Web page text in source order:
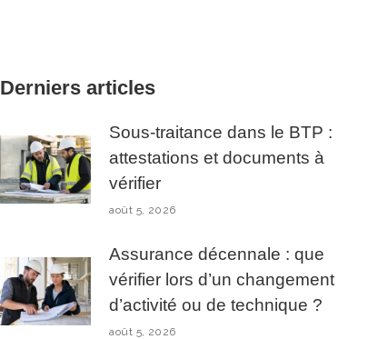
Derniers articles
Sous-traitance dans le BTP :
attestations et documents à
vérifier
août 5, 2026
Assurance décennale : que
vérifier lors d’un changement
d’activité ou de technique ?
août 5, 2026